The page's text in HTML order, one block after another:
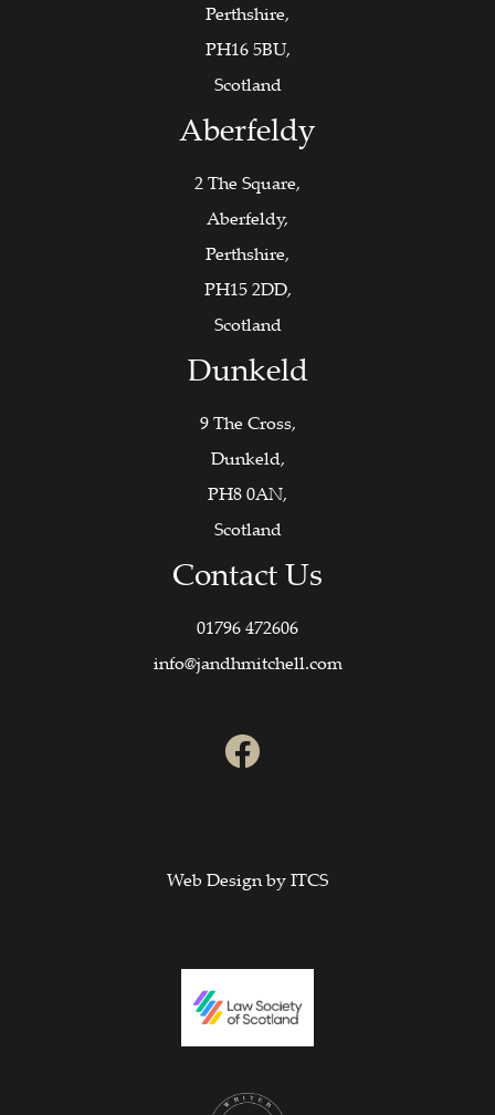
Perthshire,
PH16 5BU,
Scotland
Aberfeldy
2 The Square,
Aberfeldy,
Perthshire,
PH15 2DD,
Scotland
Dunkeld
9 The Cross,
Dunkeld,
PH8 0AN,
Scotland
Contact Us
01796 472606
info@jandhmitchell.com
Web Design byITCS